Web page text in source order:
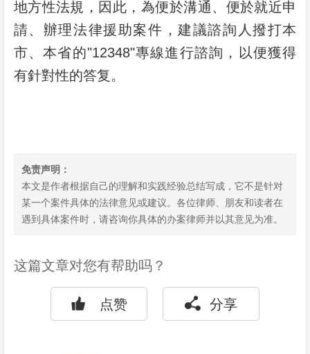
地方性法規，因此，為便於溝通、便於就近申
請、辦理法律援助案件，建議諮詢人撥打本
市、本省的"12348"專線進行諮詢，以便獲得
有針對性的答复。
免责声明：
本文是作者根据自己的理解和实践经验总结写成，它不是针对
某一个案件具体的法律意见或建议。各位律师、朋友和读者在
遇到具体案件时，请咨询你具体的办案律师并以其意见为准。
这篇文章对您有帮助吗？
 点赞  分享